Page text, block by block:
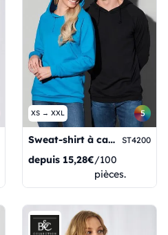
XS → XXL 5
Sweat-shirt à capuche léger unisexe ST4200
depuis 15,28€/100
pièces.